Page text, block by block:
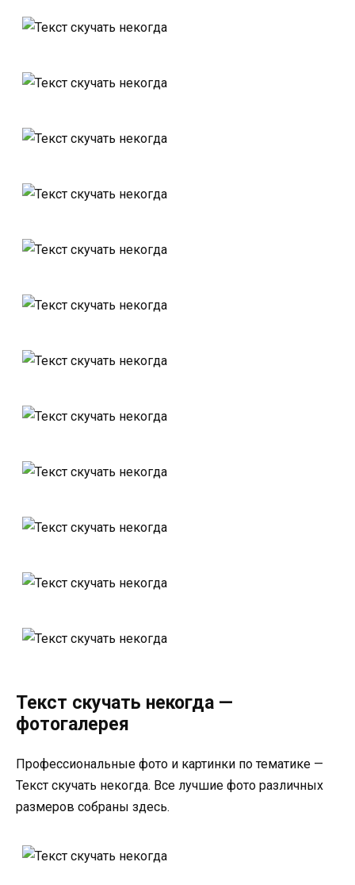
Текст скучать некогда —
фотогалерея
Профессиональные фото и картинки по тематике —
Текст скучать некогда. Все лучшие фото различных
размеров собраны здесь.